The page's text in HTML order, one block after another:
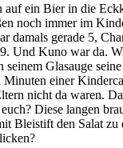
auf ein Bier in die
noch immer im
damals gerade 5,
Und Kuno war da.
seinem Glasauge
Minuten einer
nicht da waren.
Diese langen
Bleistift den Salat